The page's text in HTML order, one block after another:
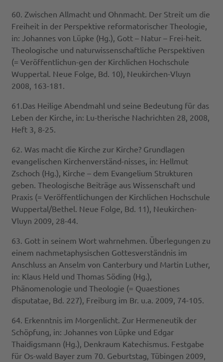
60. Zwischen Allmacht und Ohnmacht. Der Streit um die
Freiheit in der Perspektive reformatorischer Theologie,
in: Johannes von Lüpke (Hg.), Gott – Natur – Frei-heit.
Theologische und naturwissenschaftliche Perspektiven
(= Veröffentlichun-gen der Kirchlichen Hochschule
Wuppertal. Neue Folge, Bd. 10), Neukirchen-Vluyn
2008, 163-181.
61.Das Heilige Abendmahl und seine Bedeutung für das
Leben der Kirche, in: Lu-therische Nachrichten 28, 2008,
Heft 3, 8-25.
62. Was macht die Kirche zur Kirche? Grundlagen
evangelischen Kirchenverständ-nisses, in: Hellmut
Zschoch (Hg.), Kirche – dem Evangelium Strukturen
geben. Theologische Beiträge aus Wissenschaft und
Praxis (= Veröffentlichungen der Kirchlichen Hochschule
Wuppertal/Bethel. Neue Folge, Bd. 11), Neukirchen-
Vluyn 2009, 28-44.
63. Gott in seinem Wort wahrnehmen. Überlegungen zu
einem nachmetaphysischen Gottesverständnis im
Anschluss an Anselm von Canterbury und Martin Luther,
in: Klaus Held und Thomas Söding (Hg.),
Phänomenologie und Theologie (= Quaestiones
disputatae, Bd. 227), Freiburg im Br. u.a. 2009, 74-105.
64. Erkenntnis im Morgenlicht. Zur Hermeneutik der
Schöpfung, in: Johannes von Lüpke und Edgar
Thaidigsmann (Hg.), Denkraum Katechismus. Festgabe
für Os-wald Bayer zum 70. Geburtstag, Tübingen 2009,